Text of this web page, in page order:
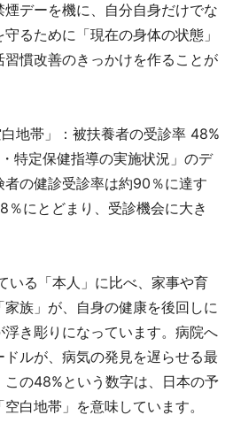
煙デーを機に、自分自身だけでな
るために「現在の身体の状態」
慣改善のきっかけを作ることが
地帯」：被扶養者の受診率 48%
特定保健指導の実施状況」のデ
の健診受診率は約90％に達す
％にとどまり、受診機会に大き
いる「本人」に比べ、家事や育
族」が、自身の健康を後回しに
浮き彫りになっています。病院へ
ルが、病気の発見を遅らせる最
の48%という数字は、日本の予
白地帯」を意味しています。